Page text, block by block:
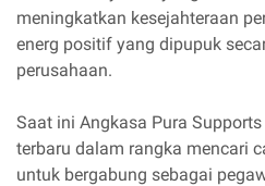
meningkatkan kesejahteraan
energ positif yang dipupuk
perusahaan.
Saat ini Angkasa Pura
terbaru dalam rangka mencari
untuk bergabung sebagai